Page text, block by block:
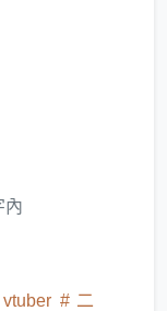
內
vtuber
二